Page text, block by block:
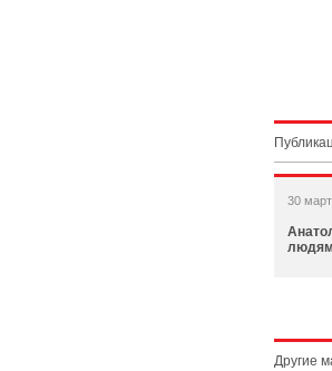
30
Другие